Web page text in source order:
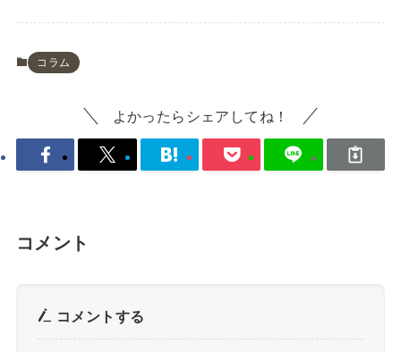
コラム
よかったらシェアしてね！
コメント
コメントする